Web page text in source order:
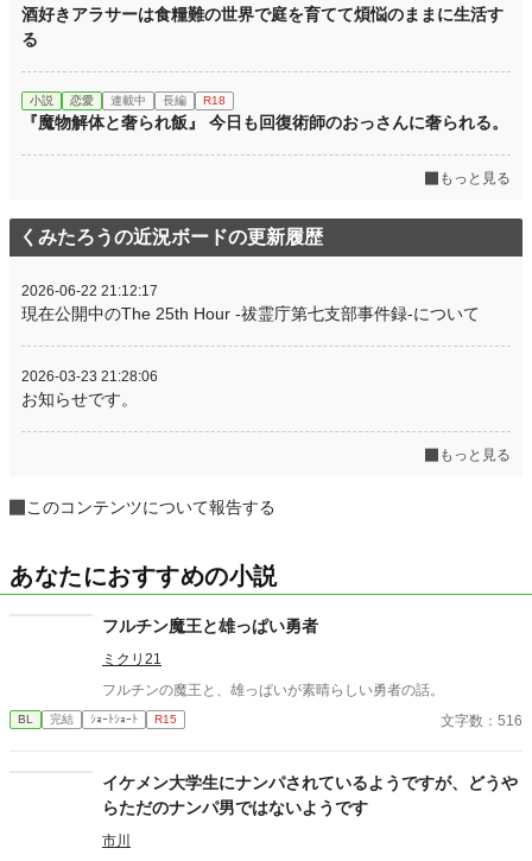
酒好きアラサーは食糧難の世界で庭を育てて煩悩のままに生活す
る
小説 恋愛 連載中 長編 R18
『魔物解体と奢られ飯』 今日も回復術師のおっさんに奢られる。
もっと見る
くみたろうの近況ボードの更新履歴
2026-06-22 21:12:17
現在公開中のThe 25th Hour -祓霊庁第七支部事件録-について
2026-03-23 21:28:06
お知らせです。
もっと見る
このコンテンツについて報告する
あなたにおすすめの小説
フルチン魔王と雄っぱい勇者
ミクリ21
フルチンの魔王と、雄っぱいが素晴らしい勇者の話。
BL 完結 ｼｮｰﾄｼｮｰﾄ R15 文字数：516
イケメン大学生にナンパされているようですが、どうや
らただのナンパ男ではないようです
市川